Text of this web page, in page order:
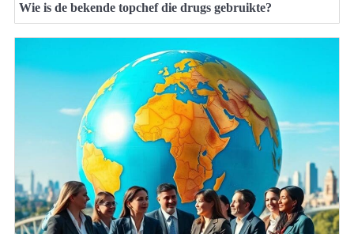
Wie is de bekende topchef die drugs gebruikte?